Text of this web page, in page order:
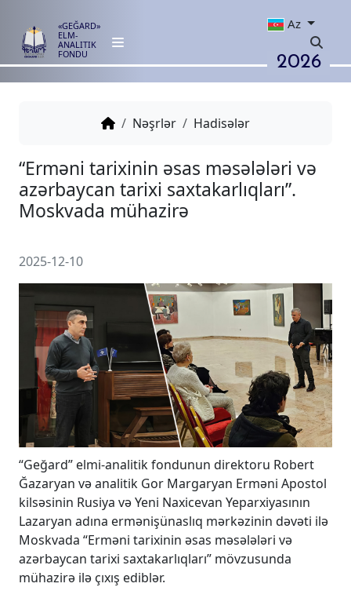
«GEĞARD»
ELM-
ANALITIK
FONDU
Az
2026
Nəşrlər Hadisələr
“Erməni tarixinin əsas
Moskvada mühazirə
2025-12-10
“Geğard” elmi-analitik fondunun direktoru Robert
Ğazaryan və analitik Gor Margaryan Erməni Apostol
kilsəsinin Rusiya və Yeni Naxicevan Yeparxiyasının
Lazaryan adına ermənişünaslıq mərkəzinin dəvəti ilə
Moskvada “Erməni tarixinin əsas məsələləri və
azərbaycan tarixi saxtakarlıqları” mövzusunda
mühazirə ilə çıxış ediblər.